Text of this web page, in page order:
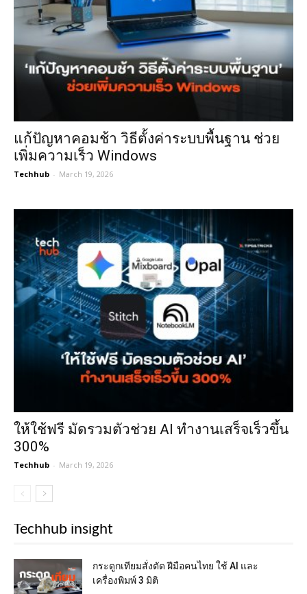
แก้ปัญหาคอมช้า วิธีตั้งค่าระบบพื้นฐาน ช่วย
เพิ่มความเร็ว Windows
Techhub - March 19, 2026
ให้ใช้ฟรี มัดรวมตัวช่วย AI ทำงานเสร็จเร็วขึ้น
300%
Techhub - March 19, 2026
Techhub insight
กระดูกเทียมสั่งตัด ฝีมือคนไทย ใช้ AI และ
เครื่องพิมพ์ 3 มิติ